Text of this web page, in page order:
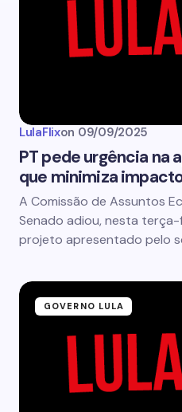
LulaFlixon 09/09/2025
PT pede urgência na
que minimiza
A Comissão de Assuntos
Senado adiou, nesta
projeto apresentado pelo
GOVERNO LULA